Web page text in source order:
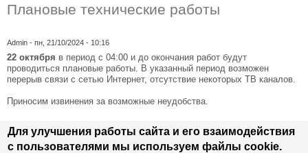
Плановые технические работы
Admin - пн, 21/10/2024 - 10:16
22 октября в период с 04:00 и до окончания работ будут
проводиться плановые работы. В указанный период возможен
перерыв связи с сетью Интернет, отсутствие некоторых ТВ каналов.
Приносим извинения за возможные неудобства.
Для улучшения работы сайта и его взаимодействия
с пользователями мы используем файлы cookie.